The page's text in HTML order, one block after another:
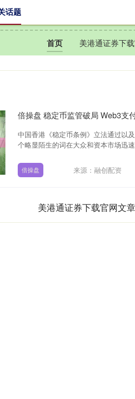
首页 美港通证券下
话题
倍操盘 稳定币监管破局 Web3支
中国香港《稳定币条例》立法通过以
个略显陌生的词在大众和资本市场迅
倍操盘 来源：融创配资
美港通证券下载官网文